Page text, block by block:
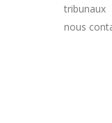
nous